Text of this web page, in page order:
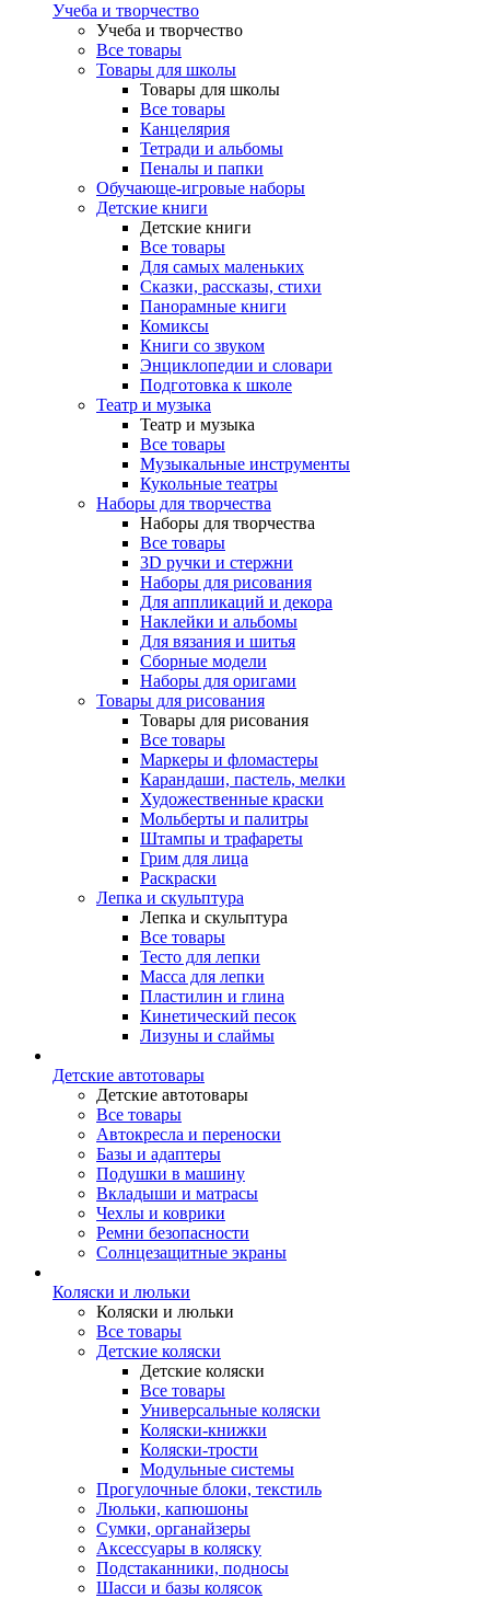
Учеба и творчество
Учеба и творчество
Все товары
Товары для школы
Товары для школы
Все товары
Канцелярия
Тетради и альбомы
Пеналы и папки
Обучающе-игровые наборы
Детские книги
Детские книги
Все товары
Для самых маленьких
Сказки, рассказы, стихи
Панорамные книги
Комиксы
Книги со звуком
Энциклопедии и словари
Подготовка к школе
Театр и музыка
Театр и музыка
Все товары
Музыкальные инструменты
Кукольные театры
Наборы для творчества
Наборы для творчества
Все товары
3D ручки и стержни
Наборы для рисования
Для аппликаций и декора
Наклейки и альбомы
Для вязания и шитья
Сборные модели
Наборы для оригами
Товары для рисования
Товары для рисования
Все товары
Маркеры и фломастеры
Карандаши, пастель, мелки
Художественные краски
Мольберты и палитры
Штампы и трафареты
Грим для лица
Раскраски
Лепка и скульптура
Лепка и скульптура
Все товары
Тесто для лепки
Масса для лепки
Пластилин и глина
Кинетический песок
Лизуны и слаймы
Детские автотовары
Детские автотовары
Все товары
Автокресла и переноски
Базы и адаптеры
Подушки в машину
Вкладыши и матрасы
Чехлы и коврики
Ремни безопасности
Солнцезащитные экраны
Коляски и люльки
Коляски и люльки
Все товары
Детские коляски
Детские коляски
Все товары
Универсальные коляски
Коляски-книжки
Коляски-трости
Модульные системы
Прогулочные блоки, текстиль
Люльки, капюшоны
Сумки, органайзеры
Аксессуары в коляску
Подстаканники, подносы
Шасси и базы колясок